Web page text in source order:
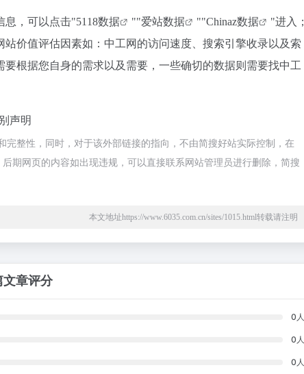
息，可以点击"5118数据 ""爱站数据 ""Chinaz数据
"进入；
价值评估因素如：中工网的访问速度、搜索引擎收录以及索
根据您自身的需求以及需要，一些确切的数据则需要找中工
声明
整性，同时，对于该外部链接的指向，不由简搜好站实际控制，在
期网页的内容如出现违规，可以直接联系网站管理员进行删除，简搜
本文地址https://www.6035.com.cn/sites/1015.html转载请注明
文章评分
0 人
0 人
0 人